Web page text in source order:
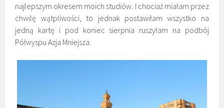
najlepszym okresem moich studiów. I chociaż miałam przez
chwilę wątpliwości, to jednak postawiłam wszystko na
jedną kartę i pod koniec sierpnia ruszyłam na podbój
Półwyspu Azja Mniejsza.